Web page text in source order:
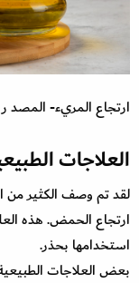
خل
ارتجاع المريء- المصد ر freepik
العلاجات
لقد تم وصف الكثير من
ارتجاع الحمض. هذه
استخدامها بحذر.
بعض العلاجات